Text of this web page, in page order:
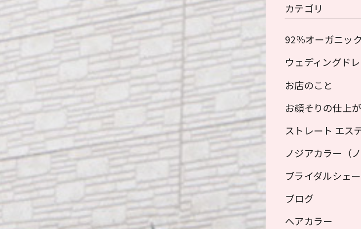
カテゴリ
92％オーガニッ
ウェディングド
お店のこと
お顔そりの仕上
ストレート エス
ノジアカラー（
ブライダルシェ
ブログ
ヘアカラー